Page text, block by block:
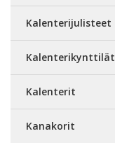
Kalenterijulisteet
Kalenterikynttilät
Kalenterit
Kanakorit